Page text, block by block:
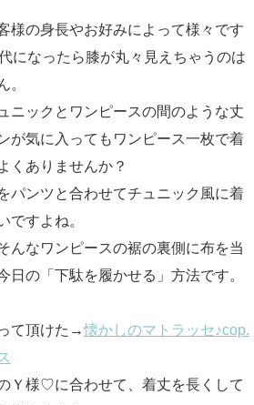
様の身長やお好みによって様々です
になったら膝が丸々見えちゃうのは
。
ニックとワンピースの間のような丈
が気に入ってもワンピース一枚で着
くありませんか？
パンツと合わせてチュニック風に着
ですよね。
んなワンピースの裾の裏側に布を当
日の「下駄を履かせる」方法です。
て頂けた→懐かしのマトラッセ♪cop.
Ｙ様♡に合わせて、着丈を長くして